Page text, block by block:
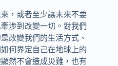
，或者至少讓未來不要
涉到改變一切。對我們
改變我們的生活方式、
何界定自己在地球上的
然不會造成災難，也有